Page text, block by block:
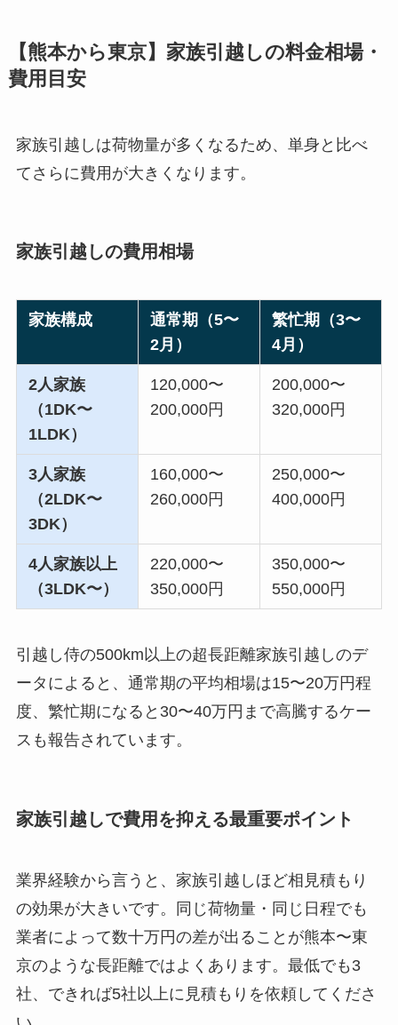
【熊本から東京】家族引越しの料金相場・
費用目安
家族引越しは荷物量が多くなるため、単身と比べ
てさらに費用が大きくなります。
家族引越しの費用相場
家族構成
通常期（5〜
2月）
繁忙期（3〜
4月）
2人家族
（1DK〜
1LDK）
120,000〜
200,000円
200,000〜
320,000円
3人家族
（2LDK〜
3DK）
160,000〜
260,000円
250,000〜
400,000円
4人家族以上
（3LDK〜）
220,000〜
350,000円
350,000〜
550,000円
引越し侍の500km以上の超長距離家族引越しのデ
ータによると、通常期の平均相場は15〜20万円程
度、繁忙期になると30〜40万円まで高騰するケー
スも報告されています。
家族引越しで費用を抑える最重要ポイント
業界経験から言うと、家族引越しほど相見積もり
の効果が大きいです。同じ荷物量・同じ日程でも
業者によって数十万円の差が出ることが熊本〜東
京のような長距離ではよくあります。最低でも3
社、できれば5社以上に見積もりを依頼してくださ